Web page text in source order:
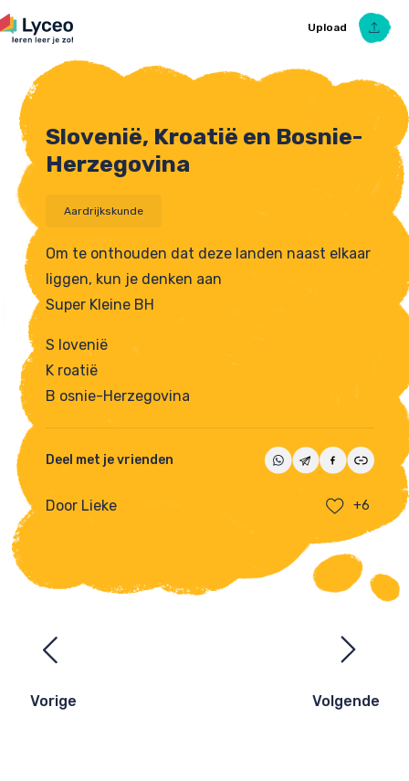
Upload
Upload Ezelsbruggetje
Slovenië, Kroatië en Bosnie-
Herzegovina
Aardrijkskunde
Om te onthouden dat deze landen naast elkaar
liggen, kun je denken aan
Super Kleine BH
S lovenië
K roatië
B osnie-Herzegovina
Deel met je vrienden
Door Lieke +6
Ezelsbruggetjes
navigatie
Vorige Volgende